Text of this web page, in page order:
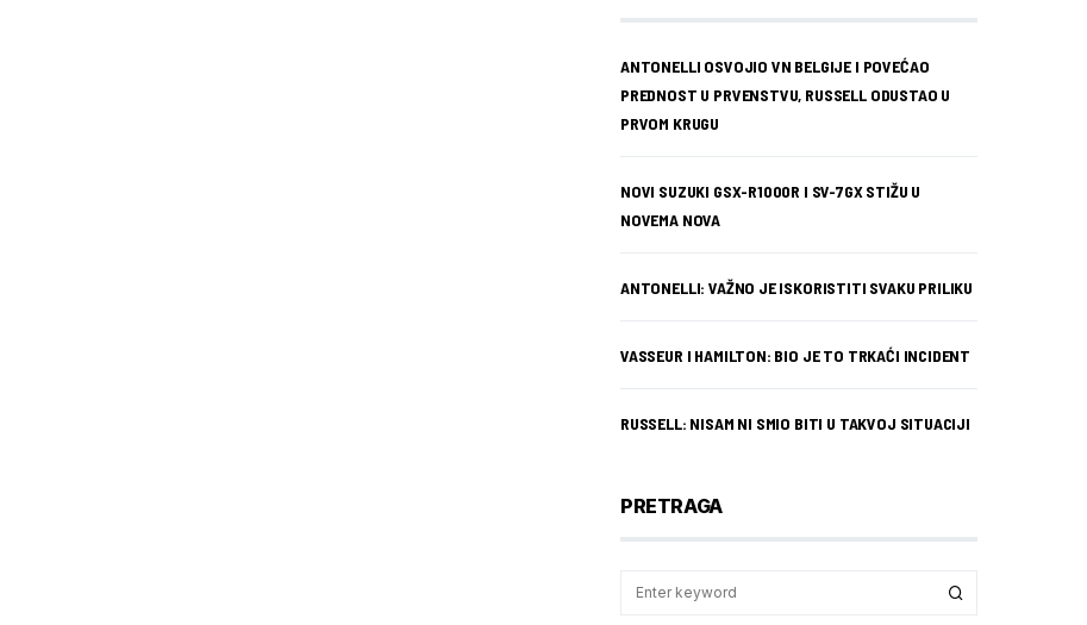
ANTONELLI OSVOJIO VN BELGIJE I POVEĆAO
PREDNOST U PRVENSTVU, RUSSELL ODUSTAO U
PRVOM KRUGU
NOVI SUZUKI GSX-R1000R I SV-7GX STIŽU U
NOVEMA NOVA
ANTONELLI: VAŽNO JE ISKORISTITI SVAKU PRILIKU
VASSEUR I HAMILTON: BIO JE TO TRKAĆI INCIDENT
RUSSELL: NISAM NI SMIO BITI U TAKVOJ SITUACIJI
PRETRAGA